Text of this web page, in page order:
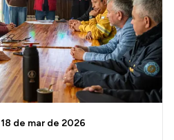
18 de mar de 2026